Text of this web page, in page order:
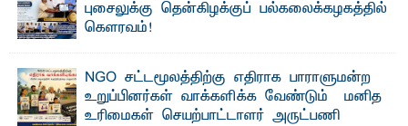
பீடத்தின் புவியியல் துறையினால் ...
புசைலுக்கு தென்கிழக்குப் பல்கலைக்கழகத்தில்
கௌரவம்!
NGO சட்டமூலத்திற்கு எதிராக பாராளுமன்ற
உறுப்பினர்கள் வாக்களிக்க வேண்டும் – மனித
உரிமைகள் செயற்பாட்டாளர் அருட்பணி